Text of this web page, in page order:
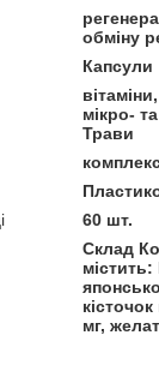
обміну
Капсули
мікро-
Трави
60 шт.
Склад
містить:
мг,